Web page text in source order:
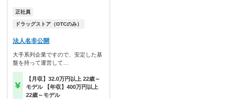
正社員
ドラッグストア（OTCのみ）
法人名非公開
大手系列企業ですので、安定した基
盤を持って運営して…
【月収】32.0万円以上 22歳～
モデル 【年収】400万円以上
22歳～モデル